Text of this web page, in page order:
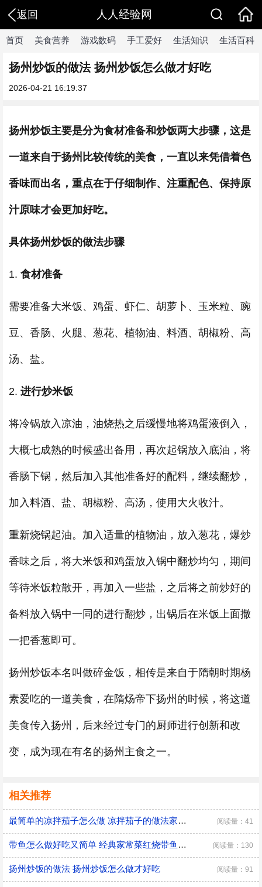
返回 人人经验网
首页 美食营养 游戏数码 手工爱好 生活知识 生活百科
扬州炒饭的做法 扬州炒饭怎么做才好吃
2026-04-21 16:19:37
扬州炒饭主要是分为食材准备和炒饭两大步骤，这是
一道来自于扬州比较传统的美食，一直以来凭借着色
香味而出名，重点在于仔细制作、注重配色、保持原
汁原味才会更加好吃。
具体扬州炒饭的做法步骤
1. 食材准备
需要准备大米饭、鸡蛋、虾仁、胡萝卜、玉米粒、豌
豆、香肠、火腿、葱花、植物油、料酒、胡椒粉、高
汤、盐。
2. 进行炒米饭
将冷锅放入凉油，油烧热之后缓慢地将鸡蛋液倒入，
大概七成熟的时候盛出备用，再次起锅放入底油，将
香肠下锅，然后加入其他准备好的配料，继续翻炒，
加入料酒、盐、胡椒粉、高汤，使用大火收汁。
重新烧锅起油。加入适量的植物油，放入葱花，爆炒
香味之后，将大米饭和鸡蛋放入锅中翻炒均匀，期间
等待米饭粒散开，再加入一些盐，之后将之前炒好的
备料放入锅中一同的进行翻炒，出锅后在米饭上面撒
一把香葱即可。
扬州炒饭本名叫做碎金饭，相传是来自于隋朝时期杨
素爱吃的一道美食，在隋炀帝下扬州的时候，将这道
美食传入扬州，后来经过专门的厨师进行创新和改
变，成为现在有名的扬州主食之一。
相关推荐
最简单的凉拌茄子怎么做 凉拌茄子的做法家常窍门 阅读量：41
带鱼怎么做好吃又简单 经典家常菜红烧带鱼的做法 阅读量：130
扬州炒饭的做法 扬州炒饭怎么做才好吃 阅读量：91